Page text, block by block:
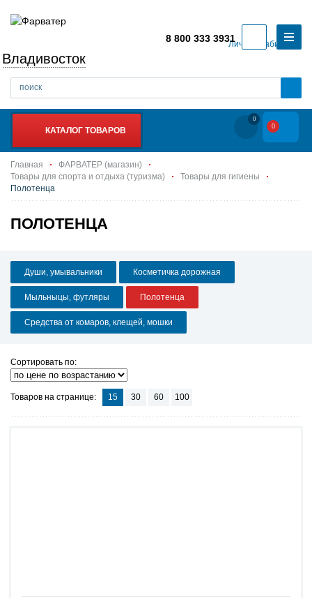
Личный кабинет
Владивосток
8 800 333 3931
КАТАЛОГ ТОВАРОВ
0
0
Главная
ФАРВАТЕР (магазин)
Товары для спорта и отдыха (туризма)
Товары для гигиены
Полотенца
ПОЛОТЕНЦА
Души, умывальники Косметичка дорожная
Мыльныцы, футляры Полотенца
Средства от комаров, клещей, мошки
Сортировать по:
Товаров на странице: 15 30 60 100